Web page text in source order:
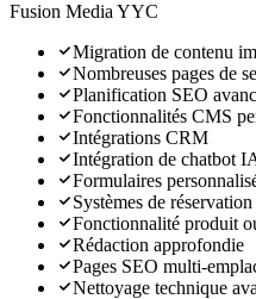
Fusion Media YYC
Migration de contenu
Nombreuses pages de
Planification SEO
Fonctionnalités CMS
Intégrations CRM
Intégration de chatbot
Formulaires
Systèmes de réservation
Fonctionnalité produit
Rédaction approfondie
Pages SEO multi-
Nettoyage technique